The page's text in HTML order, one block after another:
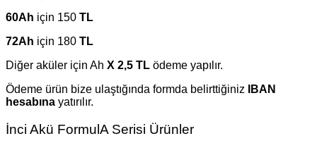
60Ah için 150 TL
72Ah için 180 TL
Diğer aküler için Ah X 2,5 TL ödeme yapılır.
Ödeme ürün bize ulaştığında formda belirttiğiniz
IBAN
hesabına yatırılır.
İnci Akü FormulA Serisi Ürünler